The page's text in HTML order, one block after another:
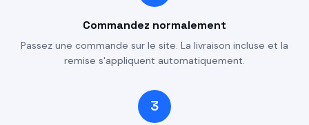
Commandez normalement
Passez une commande sur le site. La livraison incluse et la
remise s'appliquent automatiquement.
3